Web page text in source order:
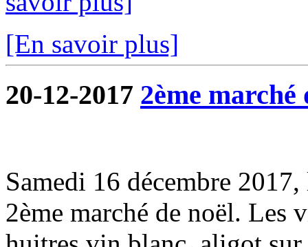
[En savoir plus]
20-12-2017 2ème marché
Samedi 16 décembre
2ème marché de noël. Les